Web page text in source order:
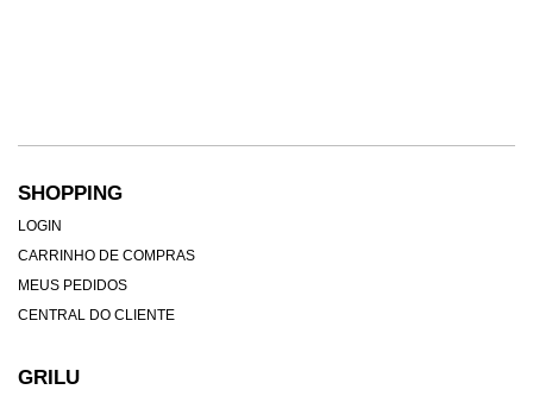
SHOPPING
LOGIN
CARRINHO DE COMPRAS
MEUS PEDIDOS
CENTRAL DO CLIENTE
GRILU